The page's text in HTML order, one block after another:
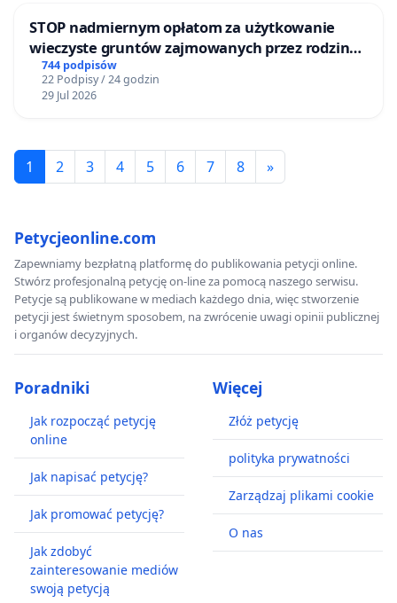
STOP nadmiernym opłatom za użytkowanie
wieczyste gruntów zajmowanych przez rodzinne
ogrody działkowe.
744 podpisów
22 Podpisy / 24 godzin
29 Jul 2026
1 2 3 4 5 6 7 8 »
Petycjeonline.com
Zapewniamy bezpłatną platformę do publikowania petycji online.
Stwórz profesjonalną petycję on-line za pomocą naszego serwisu.
Petycje są publikowane w mediach każdego dnia, więc stworzenie
petycji jest świetnym sposobem, na zwrócenie uwagi opinii publicznej
i organów decyzyjnych.
Poradniki
Jak rozpocząć petycję
online
Jak napisać petycję?
Jak promować petycję?
Jak zdobyć
zainteresowanie mediów
swoją petycją
Więcej
Złóż petycję
polityka prywatności
Zarządzaj plikami cookie
O nas